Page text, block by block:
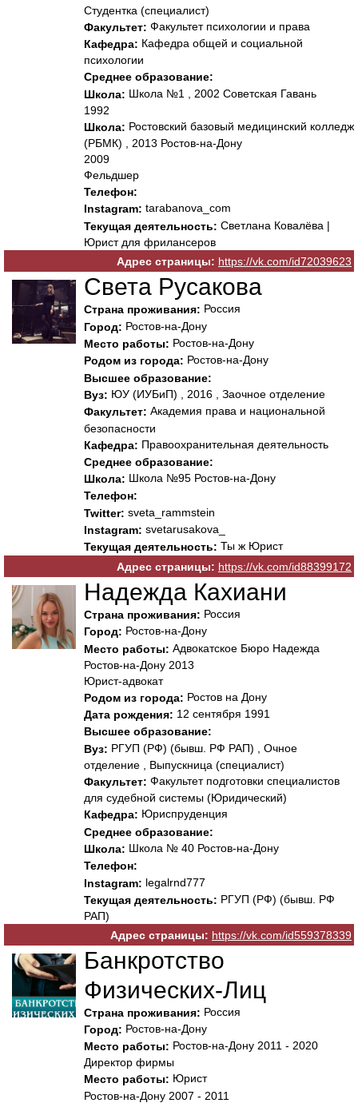
Студентка (специалист)
Факультет: Факультет психологии и права
Кафедра: Кафедра общей и социальной
психологии
Среднее образование:
Школа: Школа №1 , 2002 Советская Гавань
1992
Школа: Ростовский базовый медицинский колледж
(РБМК) , 2013 Ростов-на-Дону
2009
Фельдшер
Телефон:
Instagram: tarabanova_com
Текущая деятельность: Светлана Ковалёва |
Юрист для фрилансеров
Адрес страницы: https://vk.com/id72039623
Света Русакова
Страна проживания: Россия
Город: Ростов-на-Дону
Место работы: Ростов-на-Дону
Родом из города: Ростов-на-Дону
Высшее образование:
Вуз: ЮУ (ИУБиП) , 2016 , Заочное отделение
Факультет: Академия права и национальной
безопасности
Кафедра: Правоохранительная деятельность
Среднее образование:
Школа: Школа №95 Ростов-на-Дону
Телефон:
Twitter: sveta_rammstein
Instagram: svetarusakova_
Текущая деятельность: Ты ж Юрист
Адрес страницы: https://vk.com/id88399172
Надежда Кахиани
Страна проживания: Россия
Город: Ростов-на-Дону
Место работы: Адвокатское Бюро Надежда
Ростов-на-Дону 2013
Юрист-адвокат
Родом из города: Ростов на Дону
Дата рождения: 12 сентября 1991
Высшее образование:
Вуз: РГУП (РФ) (бывш. РФ РАП) , Очное
отделение , Выпускница (специалист)
Факультет: Факультет подготовки специалистов
для судебной системы (Юридический)
Кафедра: Юриспруденция
Среднее образование:
Школа: Школа № 40 Ростов-на-Дону
Телефон:
Instagram: legalrnd777
Текущая деятельность: РГУП (РФ) (бывш. РФ
РАП)
Адрес страницы: https://vk.com/id559378339
Банкротство
Физических-Лиц
Страна проживания: Россия
Город: Ростов-на-Дону
Место работы: Ростов-на-Дону 2011 - 2020
Директор фирмы
Место работы: Юрист
Ростов-на-Дону 2007 - 2011